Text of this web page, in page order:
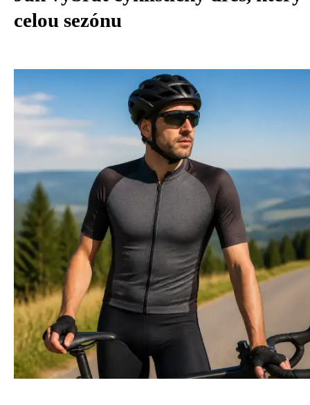
celou sezónu